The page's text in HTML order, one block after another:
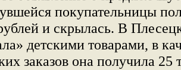
покупательницы
и скрылась. В
детскими товарами, в
заказов она получила 25